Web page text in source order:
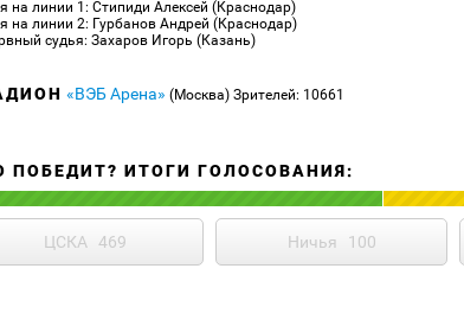
на линии 1: Стипиди Алексей (Краснодар)
на линии 2: Гурбанов Андрей (Краснодар)
судья: Захаров Игорь (Казань)
«ВЭБ Арена» (Москва) Зрителей: 10661
ПОБЕДИТ? ИТОГИ ГОЛОСОВАНИЯ:
ЦСКА 469 Ничья 100